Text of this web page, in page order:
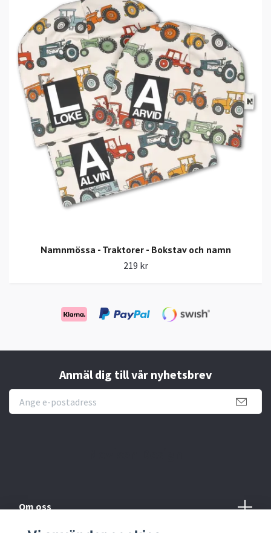
Namnmössa - Traktorer - Bokstav och namn
219 kr
Anmäl dig till vår nyhetsbrev
Om oss